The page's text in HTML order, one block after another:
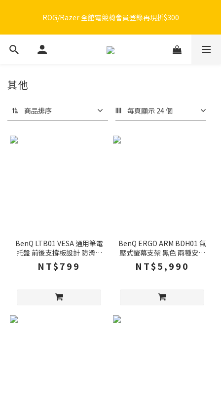
300
ROG/Razer 全館電競椅會員登錄再現折$300
🔥品牌限定滿額折🔥ROG周邊滿1500折100 / 2500折200 / 3000折
其他
商品排序 每頁顯示 24 個
BenQ LTB01 VESA 通用筆電
托盤 前後支撐板設計 防滑防
刮 人體工學視角 筆電托盤 筆
電支架 筆電架
NT$799
BenQ ERGO ARM BDH01 氣
壓式螢幕支架 黑色 兩種安裝
模式 17-35吋適用 專業傾斜
調節系統 螢幕支架
NT$5,990